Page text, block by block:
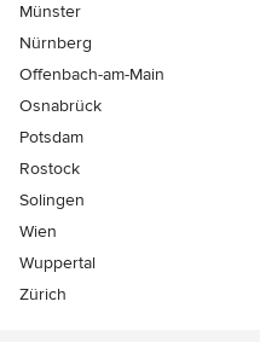
Münster
Nürnberg
Offenbach-am-Main
Osnabrück
Potsdam
Rostock
Solingen
Wien
Wuppertal
Zürich